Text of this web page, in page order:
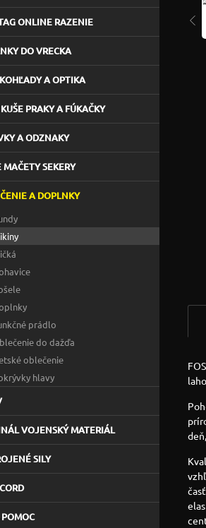
ONLINE RAZENIE
DO VRECKA
A OPTIKA
PRAKY A FÚKAČKY
A ODZNAKY
MAČETY SEKERY
A DOPLNKY
prádlo
do dažďa
oblečenie
hlavy
VOJENSKÝ MATERIÁL
SILY